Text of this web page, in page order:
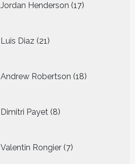
Jordan Henderson 17
producten
Luis Diaz 21
producten
Andrew Robertson 18
producten
Dimitri Payet 8
producten
Valentin Rongier 7
producten